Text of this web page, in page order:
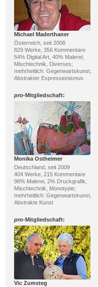
Michael Maderthaner
Österreich, seit 2008
829 Werke, 356 Kommentare
54% Digital Art, 40% Malerei;
Mischtechnik, Diverses;
mehrheitlich: Gegenwartskunst,
Abstrakter Expressionismus
pro-Mitgliedschaft:
Monika Ostheimer
Deutschland, seit 2009
404 Werke, 215 Kommentare
98% Malerei, 2% Druckgrafik;
Mischtechnik, Monotypie;
mehrheitlich: Gegenwartskunst,
Abstrakte Kunst
pro-Mitgliedschaft:
Vic Zumsteg